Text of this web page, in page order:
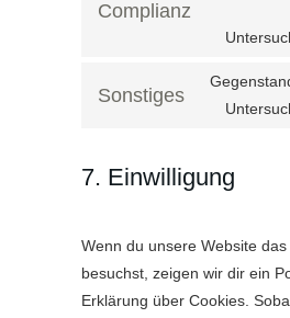
Complianz
Sonstiges
7. Einwilligung
Wenn du unsere Website
besuchst, zeigen wir dir ein
Erklärung über Cookies.